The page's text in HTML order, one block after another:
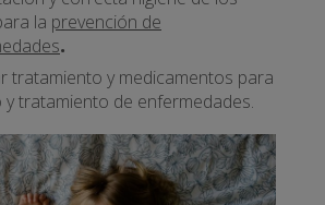
la prevención de
.
tratamiento y medicamentos para
y tratamiento de enfermedades.